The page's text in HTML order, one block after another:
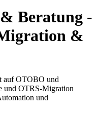
Beratung -
&
auf OTOBO und
und OTRS-Migration
und